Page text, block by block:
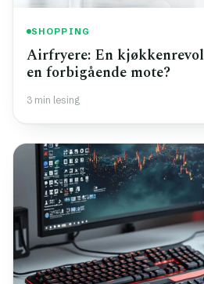
SHOPPING
Airfryere: En
en forbigående mote?
3 min lesing